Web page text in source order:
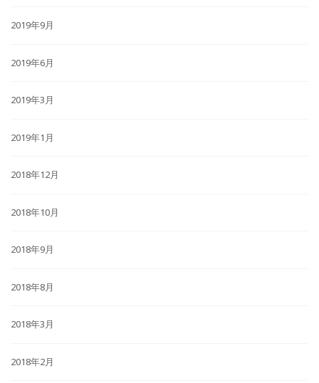
2019年9月
2019年6月
2019年3月
2019年1月
2018年12月
2018年10月
2018年9月
2018年8月
2018年3月
2018年2月